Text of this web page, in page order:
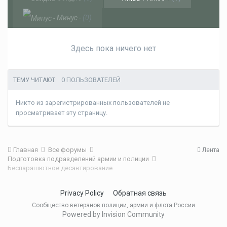
Минус - (0)
Здесь пока ничего нет
ТЕМУ ЧИТАЮТ: 0 ПОЛЬЗОВАТЕЛЕЙ
Никто из зарегистрированных пользователей не
просматривает эту страницу.
Лента
Главная
Все форумы
Подготовка подразделений армии и полиции
Беспарашютное десантирование.
Privacy Policy Обратная связь
Сообщество ветеранов полиции, армии и флота России
Powered by Invision Community